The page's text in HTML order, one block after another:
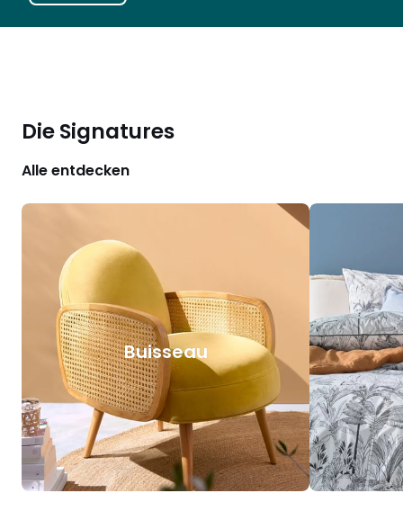
Die Signatures
Alle entdecken
Buisseau